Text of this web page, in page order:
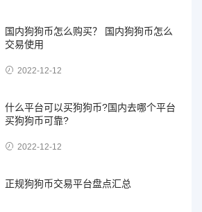
国内狗狗币怎么购买？ 国内狗狗币怎么
交易使用
2022-12-12
什么平台可以买狗狗币?国内去哪个平台
买狗狗币可靠?
2022-12-12
正规狗狗币交易平台盘点汇总